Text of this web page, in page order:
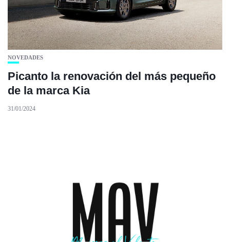
NOVEDADES
Picanto la renovación del más pequeño
de la marca Kia
31/01/2024